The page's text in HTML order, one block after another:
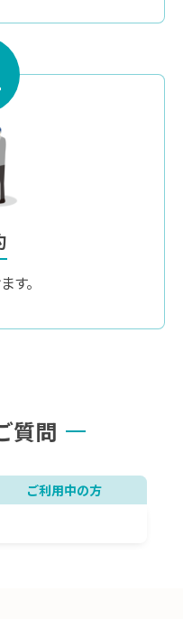
す。
質問
ご利用中の方